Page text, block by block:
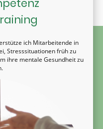
ich Mitarbeitende in
Stresssituationen früh zu
ihre mentale Gesundheit zu